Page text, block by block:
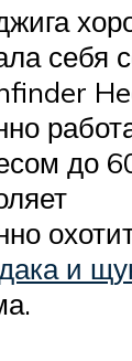
себя
до
и